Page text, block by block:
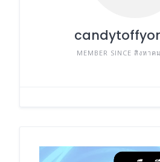
MEMBER SINCE สิงหาค